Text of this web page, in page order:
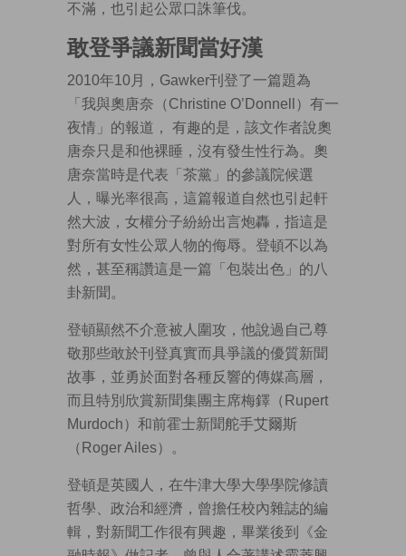
不滿，也引起公眾口誅筆伐。
敢登爭議新聞當好漢
2010年10月，Gawker刊登了一篇題為
「我與奧唐奈（Christine O’Donnell）有一
夜情」的報道， 有趣的是，該文作者說奧
唐奈只是和他裸睡，沒有發生性行為。奧
唐奈當時是代表「茶黨」的參議院候選
人，曝光率很高，這篇報道自然也引起軒
然大波，女權分子紛紛出言炮轟，指這是
對所有女性公眾人物的侮辱。登頓不以為
然，甚至稱讚這是一篇「包裝出色」的八
卦新聞。
登頓顯然不介意被人圍攻，他說過自己尊
敬那些敢於刊登真實而具爭議的優質新聞
故事，並勇於面對各種反響的傳媒高層，
而且特別欣賞新聞集團主席梅鐸（Rupert
Murdoch）和前霍士新聞舵手艾爾斯
（Roger Ailes）。
登頓是英國人，在牛津大學大學學院修讀
哲學、政治和經濟，曾擔任校內雜誌的編
輯，對新聞工作很有興趣，畢業後到《金